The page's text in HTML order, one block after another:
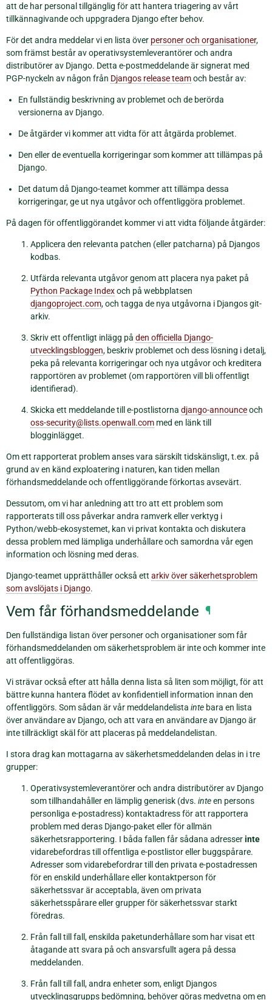
att de har personal tillgänglig för att hantera triagering av vårt
tillkännagivande och uppgradera Django efter behov.
För det andra meddelar vi en lista över personer och organisationer,
som främst består av operativsystemleverantörer och andra
distributörer av Django. Detta e-postmeddelande är signerat med
PGP-nyckeln av någon från Djangos release teamoch består av:
En fullständig beskrivning av problemet och de berörda
versionerna av Django.
De åtgärder vi kommer att vidta för att åtgärda problemet.
Den eller de eventuella korrigeringar som kommer att tillämpas på
Django.
Det datum då Django-teamet kommer att tillämpa dessa
korrigeringar, ge ut nya utgåvor och offentliggöra problemet.
På dagen för offentliggörandet kommer vi att vidta följande åtgärder:
Applicera den relevanta patchen (eller patcharna) på Djangos
kodbas.
Utfärda relevanta utgåvor genom att placera nya paket på
Python Package Indexoch på webbplatsen
djangoproject.com, och tagga de nya utgåvorna i Djangos git-
arkiv.
Skriv ett offentligt inlägg på den officiella Django-
utvecklingsbloggen, beskriv problemet och dess lösning i detalj,
peka på relevanta korrigeringar och nya utgåvor och kreditera
rapportören av problemet (om rapportören vill bli offentligt
identifierad).
Skicka ett meddelande till e-postlistorna django-announceoch
oss-security@lists.openwall.com med en länk till
blogginlägget.
Om ett rapporterat problem anses vara särskilt tidskänsligt, t.ex. på
grund av en känd exploatering i naturen, kan tiden mellan
förhandsmeddelande och offentliggörande förkortas avsevärt.
Dessutom, om vi har anledning att tro att ett problem som
rapporterats till oss påverkar andra ramverk eller verktyg i
Python/webb-ekosystemet, kan vi privat kontakta och diskutera
dessa problem med lämpliga underhållare och samordna vår egen
information och lösning med deras.
Django-teamet upprätthåller också ett arkiv över säkerhetsproblem
som avslöjats i Django.
Vem får förhandsmeddelande ¶
Den fullständiga listan över personer och organisationer som får
förhandsmeddelanden om säkerhetsproblem är inte och kommer inte
att offentliggöras.
Vi strävar också efter att hålla denna lista så liten som möjligt, för att
bättre kunna hantera flödet av konfidentiell information innan den
offentliggörs. Som sådan är vår meddelandelista inte bara en lista
över användare av Django, och att vara en användare av Django är
inte tillräckligt skäl för att placeras på meddelandelistan.
I stora drag kan mottagarna av säkerhetsmeddelanden delas in i tre
grupper:
Operativsystemleverantörer och andra distributörer av Django
som tillhandahåller en lämplig generisk (dvs. inteen persons
personliga e-postadress) kontaktadress för att rapportera
problem med deras Django-paket eller för allmän
säkerhetsrapportering. I båda fallen får sådana adresserinte
vidarebefordras till offentliga e-postlistor eller buggspårare.
Adresser som vidarebefordrar till den privata e-postadressen
för en enskild underhållare eller kontaktperson för
säkerhetssvar är acceptabla, även om privata
säkerhetsspårare eller grupper för säkerhetssvar starkt
föredras.
Från fall till fall, enskilda paketunderhållare som har visat ett
åtagande att svara på och ansvarsfullt agera på dessa
meddelanden.
Från fall till fall, andra enheter som, enligt Djangos
utvecklingsgrupps bedömning, behöver göras medvetna om en